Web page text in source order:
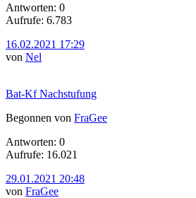
Antworten: 0
Aufrufe: 6.783
16.02.2021 17:29
von Nel
Bat-Kf Nachstufung
Begonnen von FraGee
Antworten: 0
Aufrufe: 16.021
29.01.2021 20:48
von FraGee